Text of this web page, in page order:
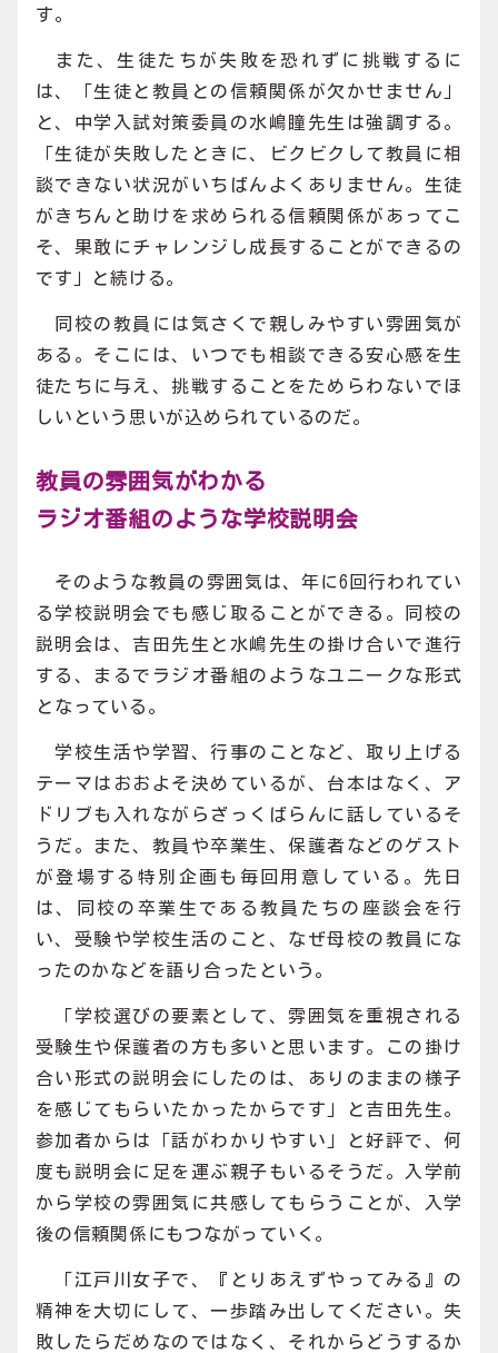
す。
また、生徒たちが失敗を恐れずに挑戦するに
は、「生徒と教員との信頼関係が欠かせません」
と、中学入試対策委員の水嶋瞳先生は強調する。
「生徒が失敗したときに、ビクビクして教員に相
談できない状況がいちばんよくありません。生徒
がきちんと助けを求められる信頼関係があってこ
そ、果敢にチャレンジし成長することができるの
です」と続ける。
同校の教員には気さくで親しみやすい雰囲気が
ある。そこには、いつでも相談できる安心感を生
徒たちに与え、挑戦することをためらわないでほ
しいという思いが込められているのだ。
教員の雰囲気がわかる
ラジオ番組のような学校説明会
そのような教員の雰囲気は、年に6回行われてい
る学校説明会でも感じ取ることができる。同校の
説明会は、吉田先生と水嶋先生の掛け合いで進行
する、まるでラジオ番組のようなユニークな形式
となっている。
学校生活や学習、行事のことなど、取り上げる
テーマはおおよそ決めているが、台本はなく、ア
ドリブも入れながらざっくばらんに話しているそ
うだ。また、教員や卒業生、保護者などのゲスト
が登場する特別企画も毎回用意している。先日
は、同校の卒業生である教員たちの座談会を行
い、受験や学校生活のこと、なぜ母校の教員にな
ったのかなどを語り合ったという。
「学校選びの要素として、雰囲気を重視される
受験生や保護者の方も多いと思います。この掛け
合い形式の説明会にしたのは、ありのままの様子
を感じてもらいたかったからです」と吉田先生。
参加者からは「話がわかりやすい」と好評で、何
度も説明会に足を運ぶ親子もいるそうだ。入学前
から学校の雰囲気に共感してもらうことが、入学
後の信頼関係にもつながっていく。
「江戸川女子で、『とりあえずやってみる』の
精神を大切にして、一歩踏み出してください。失
敗したらだめなのではなく、それからどうするか